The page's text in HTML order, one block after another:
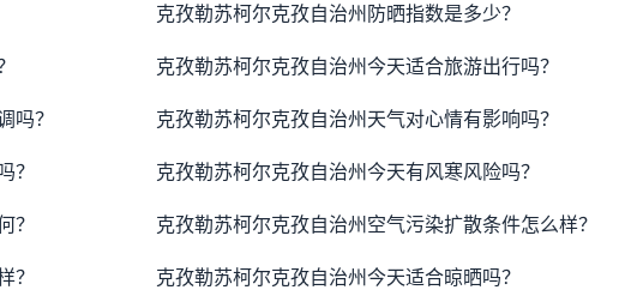
克孜勒苏柯尔克孜自治州防晒指数是多少？
克孜勒苏柯尔克孜自治州今天适合旅游出行吗？
吗？ 克孜勒苏柯尔克孜自治州天气对心情有影响吗？
？ 克孜勒苏柯尔克孜自治州今天有风寒风险吗？
？ 克孜勒苏柯尔克孜自治州空气污染扩散条件怎么样？
？ 克孜勒苏柯尔克孜自治州今天适合晾晒吗？